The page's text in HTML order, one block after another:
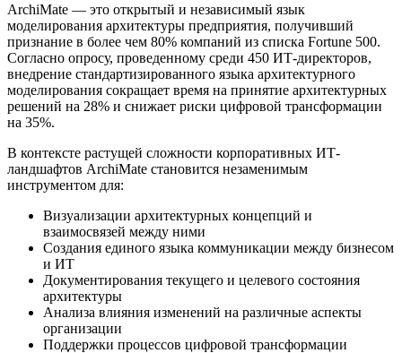
ArchiMate — это открытый и независимый язык
моделирования архитектуры предприятия, получивший
признание в более чем 80% компаний из списка Fortune 500.
Согласно опросу, проведенному среди 450 ИТ-директоров,
внедрение стандартизированного языка архитектурного
моделирования сокращает время на принятие архитектурных
решений на 28% и снижает риски цифровой трансформации
на 35%.
В контексте растущей сложности корпоративных ИТ-
ландшафтов ArchiMate становится незаменимым
инструментом для:
Визуализации архитектурных концепций и
взаимосвязей между ними
Создания единого языка коммуникации между бизнесом
и ИТ
Документирования текущего и целевого состояния
архитектуры
Анализа влияния изменений на различные аспекты
организации
Поддержки процессов цифровой трансформации